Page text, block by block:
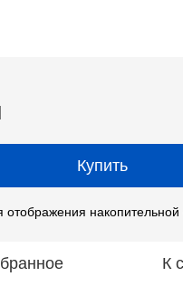
Купить
отображения накопительной
К